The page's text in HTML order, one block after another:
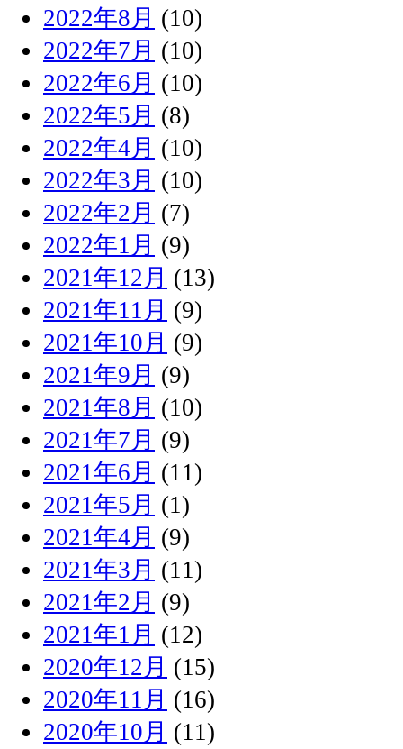
2022年8月 (10)
2022年7月 (10)
2022年6月 (10)
2022年5月 (8)
2022年4月 (10)
2022年3月 (10)
2022年2月 (7)
2022年1月 (9)
2021年12月 (13)
2021年11月 (9)
2021年10月 (9)
2021年9月 (9)
2021年8月 (10)
2021年7月 (9)
2021年6月 (11)
2021年5月 (1)
2021年4月 (9)
2021年3月 (11)
2021年2月 (9)
2021年1月 (12)
2020年12月 (15)
2020年11月 (16)
2020年10月 (11)